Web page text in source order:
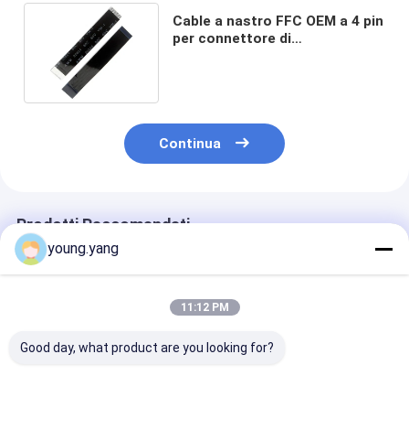
Cable a nastro FFC OEM a 4 pin
per connettore di
Continua
Prodotti Raccomandati
young.yang
11:12 PM
Good day, what product are you looking for?